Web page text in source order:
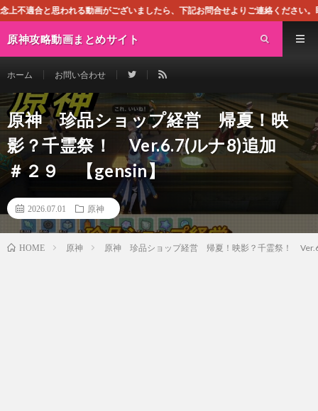
画がございましたら、下記お問合せよりご連絡ください。即刻対処させて
原神攻略動画まとめサイト
ホーム お問い合わせ
原神 珍品ショップ経営 帰夏！映
影？千霊祭！ Ver.6.7(ルナ8)追加
＃２９ 【gensin】
2026.07.01 原神
HOME 原神 原神 珍品ショップ経営 帰夏！映影？千霊祭！